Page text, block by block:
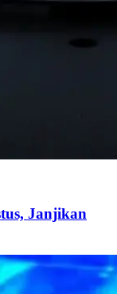
Janjikan